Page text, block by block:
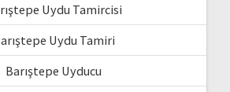
Uydu Tamircisi
Uydu Tamiri
Barıştepe Uyducu